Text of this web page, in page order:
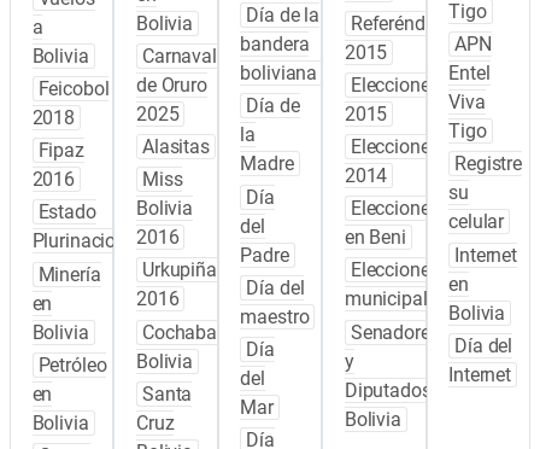
a
Bolivia
Feicobol
2018
Fipaz
2016
Estado
Plurinacional
Minería
en
Bolivia
Petróleo
en
Bolivia
Bolivia
Carnaval
de Oruro
2025
Alasitas
Miss
Bolivia
2016
Urkupiña
2016
Cochabamba
Bolivia
Santa
Cruz
Día de la
bandera
boliviana
Día de
la
Madre
Día
del
Padre
Día del
maestro
Día
del
Mar
Día
Referéndum
2015
Elecciones
2015
Elecciones
2014
Elecciones
en Beni
Elecciones
municipales
Senadores
y
Diputados
Bolivia
Tigo
APN
Entel
Viva
Tigo
Registre
su
celular
Internet
en
Bolivia
Día del
Internet